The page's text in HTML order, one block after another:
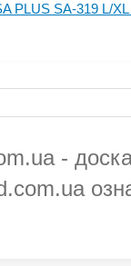
PLUS SA-319 L/
-